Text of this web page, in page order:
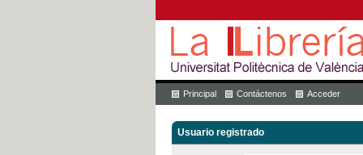
Principal Contáctenos Acceder
Usuario registrado